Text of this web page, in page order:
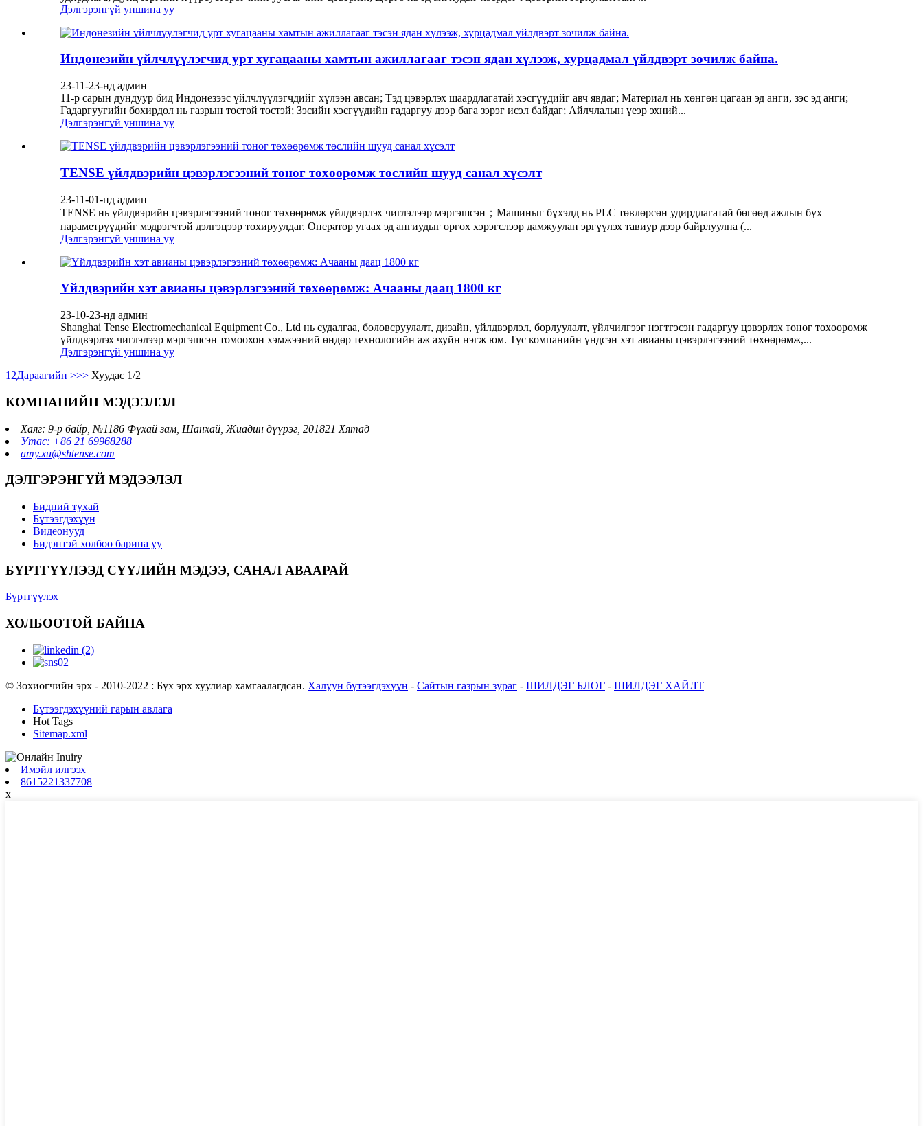
Дэлгэрэнгүй уншина уу
Индонезийн үйлчлүүлэгчид урт хугацааны хамтын ажиллагааг тэсэн ядан хүлээж, хурцадмал үйлдвэрт зочилж байна.
23-11-23-нд админ
11-р сарын дундуур бид Индонезээс үйлчлүүлэгчдийг хүлээн авсан; Тэд цэвэрлэх шаардлагатай хэсгүүдийг авч явдаг; Материал нь хөнгөн цагаан эд анги, зэс эд анги;
Гадаргуугийн бохирдол нь газрын тостой төстэй; Зэсийн хэсгүүдийн гадаргуу дээр бага зэрэг исэл байдаг; Айлчлалын үеэр эхний...
Дэлгэрэнгүй уншина уу
TENSE үйлдвэрийн цэвэрлэгээний тоног төхөөрөмж төслийн шууд санал хүсэлт
23-11-01-нд админ
TENSE нь үйлдвэрийн цэвэрлэгээний тоног төхөөрөмж үйлдвэрлэх чиглэлээр мэргэшсэн；Машиныг бүхэлд нь PLC төвлөрсөн удирдлагатай бөгөөд ажлын бүх
параметрүүдийг мэдрэгчтэй дэлгэцээр тохируулдаг. Оператор угаах эд ангиудыг өргөх хэрэгслээр дамжуулан эргүүлэх тавиур дээр байрлуулна (...
Дэлгэрэнгүй уншина уу
Үйлдвэрийн хэт авианы цэвэрлэгээний төхөөрөмж: Ачааны даац 1800 кг
23-10-23-нд админ
Shanghai Tense Electromechanical Equipment Co., Ltd нь судалгаа, боловсруулалт, дизайн, үйлдвэрлэл, борлуулалт, үйлчилгээг нэгтгэсэн гадаргуу цэвэрлэх тоног төхөөрөмж
үйлдвэрлэх чиглэлээр мэргэшсэн томоохон хэмжээний өндөр технологийн аж ахуйн нэгж юм. Тус компанийн үндсэн хэт авианы цэвэрлэгээний төхөөрөмж,...
Дэлгэрэнгүй уншина уу
1 2Дараагийн >>> Хуудас 1/2
КОМПАНИЙН МЭДЭЭЛЭЛ
Хаяг: 9-р байр, №1186 Фүхай зам, Шанхай, Жиадин дүүрэг, 201821 Хятад
Утас: +86 21 69968288
amy.xu@shtense.com
ДЭЛГЭРЭНГҮЙ МЭДЭЭЛЭЛ
Бидний тухай
Бүтээгдэхүүн
Видеонууд
Бидэнтэй холбоо барина уу
БҮРТГҮҮЛЭЭД СҮҮЛИЙН МЭДЭЭ, САНАЛ АВААРАЙ
Бүртгүүлэх
ХОЛБООТОЙ БАЙНА
© Зохиогчийн эрх - 2010-2022 : Бүх эрх хуулиар хамгаалагдсан. Халуун бүтээгдэхүүн - Сайтын газрын зураг - ШИЛДЭГ БЛОГ - ШИЛДЭГ ХАЙЛТ
Бүтээгдэхүүний гарын авлага
Hot Tags
Sitemap.xml
Имэйл илгээх
8615221337708
x